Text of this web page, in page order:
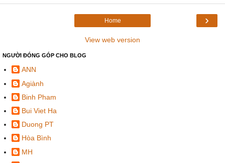
›
Home
View web version
NGƯỜI ĐÓNG GÓP CHO BLOG
ANN
Agiành
Binh Pham
Bui Viet Ha
Duong PT
Hòa Bình
MH